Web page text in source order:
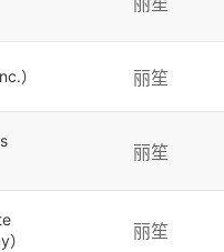
） 丽笙
丽笙
丽笙